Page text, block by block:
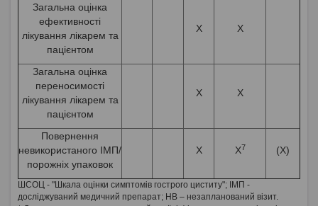
Загальна оцінка
ефективності
лікування лікарем та
пацієнтом
X X
Загальна оцінка
переносимості
лікування лікарем та
пацієнтом
X X
Повернення
невикористаного ІМП/
порожніх упаковок
X X7 (X)
ШСОЦ - "Шкала оцінки симптомів гострого циститу"; ІМП -
досліджуваний медичний препарат; НВ – незапланований візит.